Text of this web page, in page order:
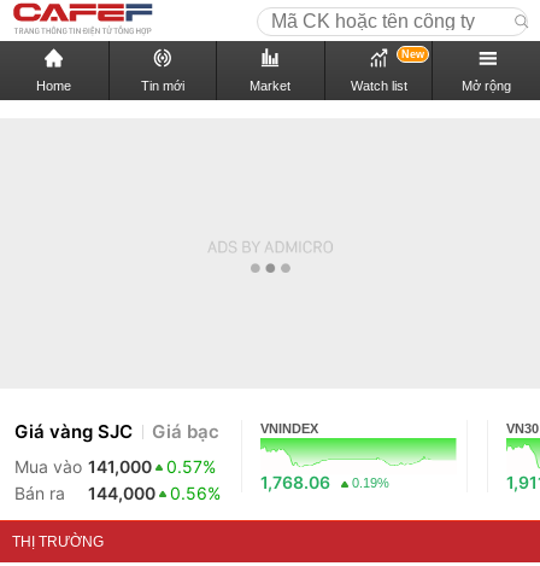
Home Tin mới Market Watch list
New
Mở rộng
Giá vàng SJC Giá bạc
Mua vào 141,000
0.57%
Bán ra
144,000 0.56%
VNINDEX
1,768.06 0.19%
VN30
THỊ TRƯỜNG